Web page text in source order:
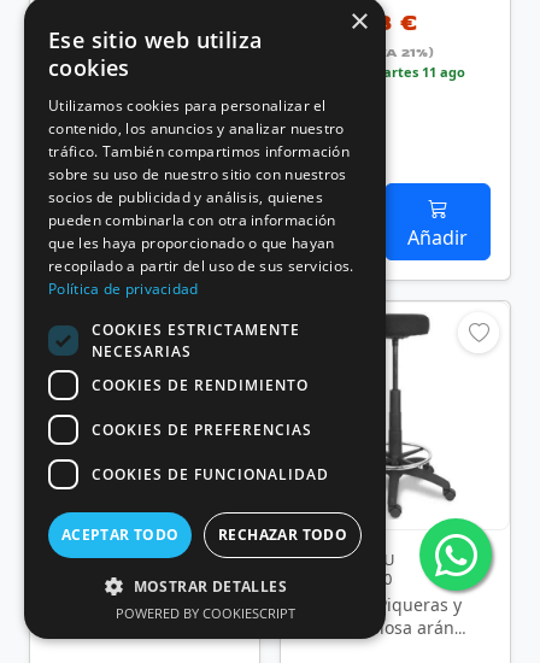
Incluido (IVA 21%)
Entregamartes 11 ago
Añadir
243,43 €
Incluido (IVA 21%)
martes 11 ago
Añadir
Rf.: PYC-TABU
T26GNI840RN
Taburete Piqueras y
T26GNI840RN/ Negro
Rf.: PYC-TABU
T10ARAN840
Taburete Piqueras y
Crespo Tolosa arán
T10ARAN840/ Negra
×
Ese sitio web utiliza
cookies
Utilizamos cookies para personalizar el
contenido, los anuncios y analizar nuestro
tráfico. También compartimos información
sobre su uso de nuestro sitio con nuestros
socios de publicidad y análisis, quienes
pueden combinarla con otra información
que les haya proporcionado o que hayan
recopilado a partir del uso de sus servicios.
Política de privacidad
COOKIES ESTRICTAMENTE
NECESARIAS
COOKIES DE RENDIMIENTO
COOKIES DE PREFERENCIAS
COOKIES DE FUNCIONALIDAD
ACEPTAR TODO RECHAZAR TODO
MOSTRAR DETALLES
POWERED BY COOKIESCRIPT